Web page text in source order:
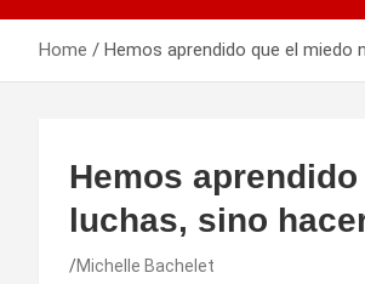
Home Hemos aprendido que el
Hemos
luchas, sino
Michelle Bachelet